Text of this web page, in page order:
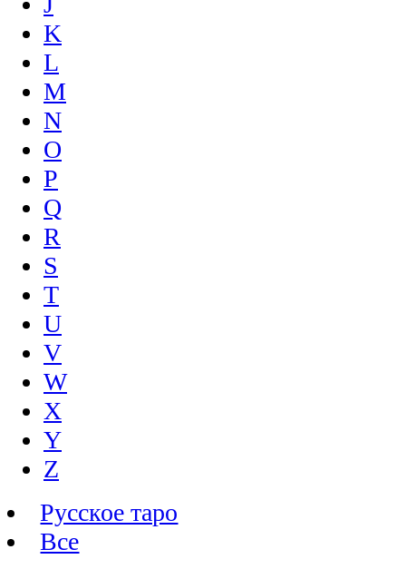
K
L
M
N
O
P
Q
R
S
T
U
V
W
X
Y
Z
Русское таро
Все